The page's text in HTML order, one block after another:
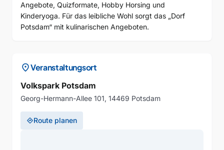
Angebote, Quizformate, Hobby Horsing und
Kinderyoga. Für das leibliche Wohl sorgt das „Dorf
Potsdam“ mit kulinarischen Angeboten.
location_onVeranstaltungsort
Volkspark Potsdam
Georg-Hermann-Allee 101, 14469 Potsdam
directionsRoute planen